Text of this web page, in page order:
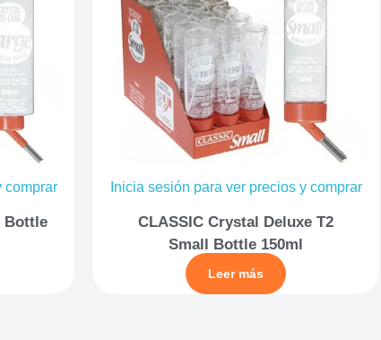
comprar
Bottle
Inicia sesión para ver precios y comprar
CLASSIC Crystal Deluxe T2
Small Bottle 150ml
Leer más